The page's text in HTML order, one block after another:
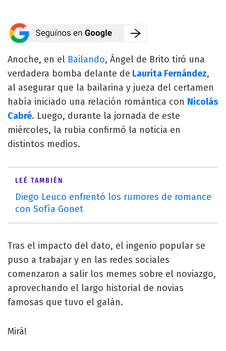
Anoche, en el Bailando, Ángel de Brito tiró una
verdadera bomba delante de Laurita Fernández,
al asegurar que la bailarina y jueza del certamen
había iniciado una relación romántica con Nicolás
Cabré. Luego, durante la jornada de este
miércoles, la rubia confirmó la noticia en
distintos medios.
LEÉ TAMBIÉN
Diego Leuco enfrentó los rumores de romance
con Sofía Gonet
Tras el impacto del dato, el ingenio popular se
puso a trabajar y en las redes sociales
comenzaron a salir los memes sobre el noviazgo,
aprovechando el largo historial de novias
famosas que tuvo el galán.
Mirá!